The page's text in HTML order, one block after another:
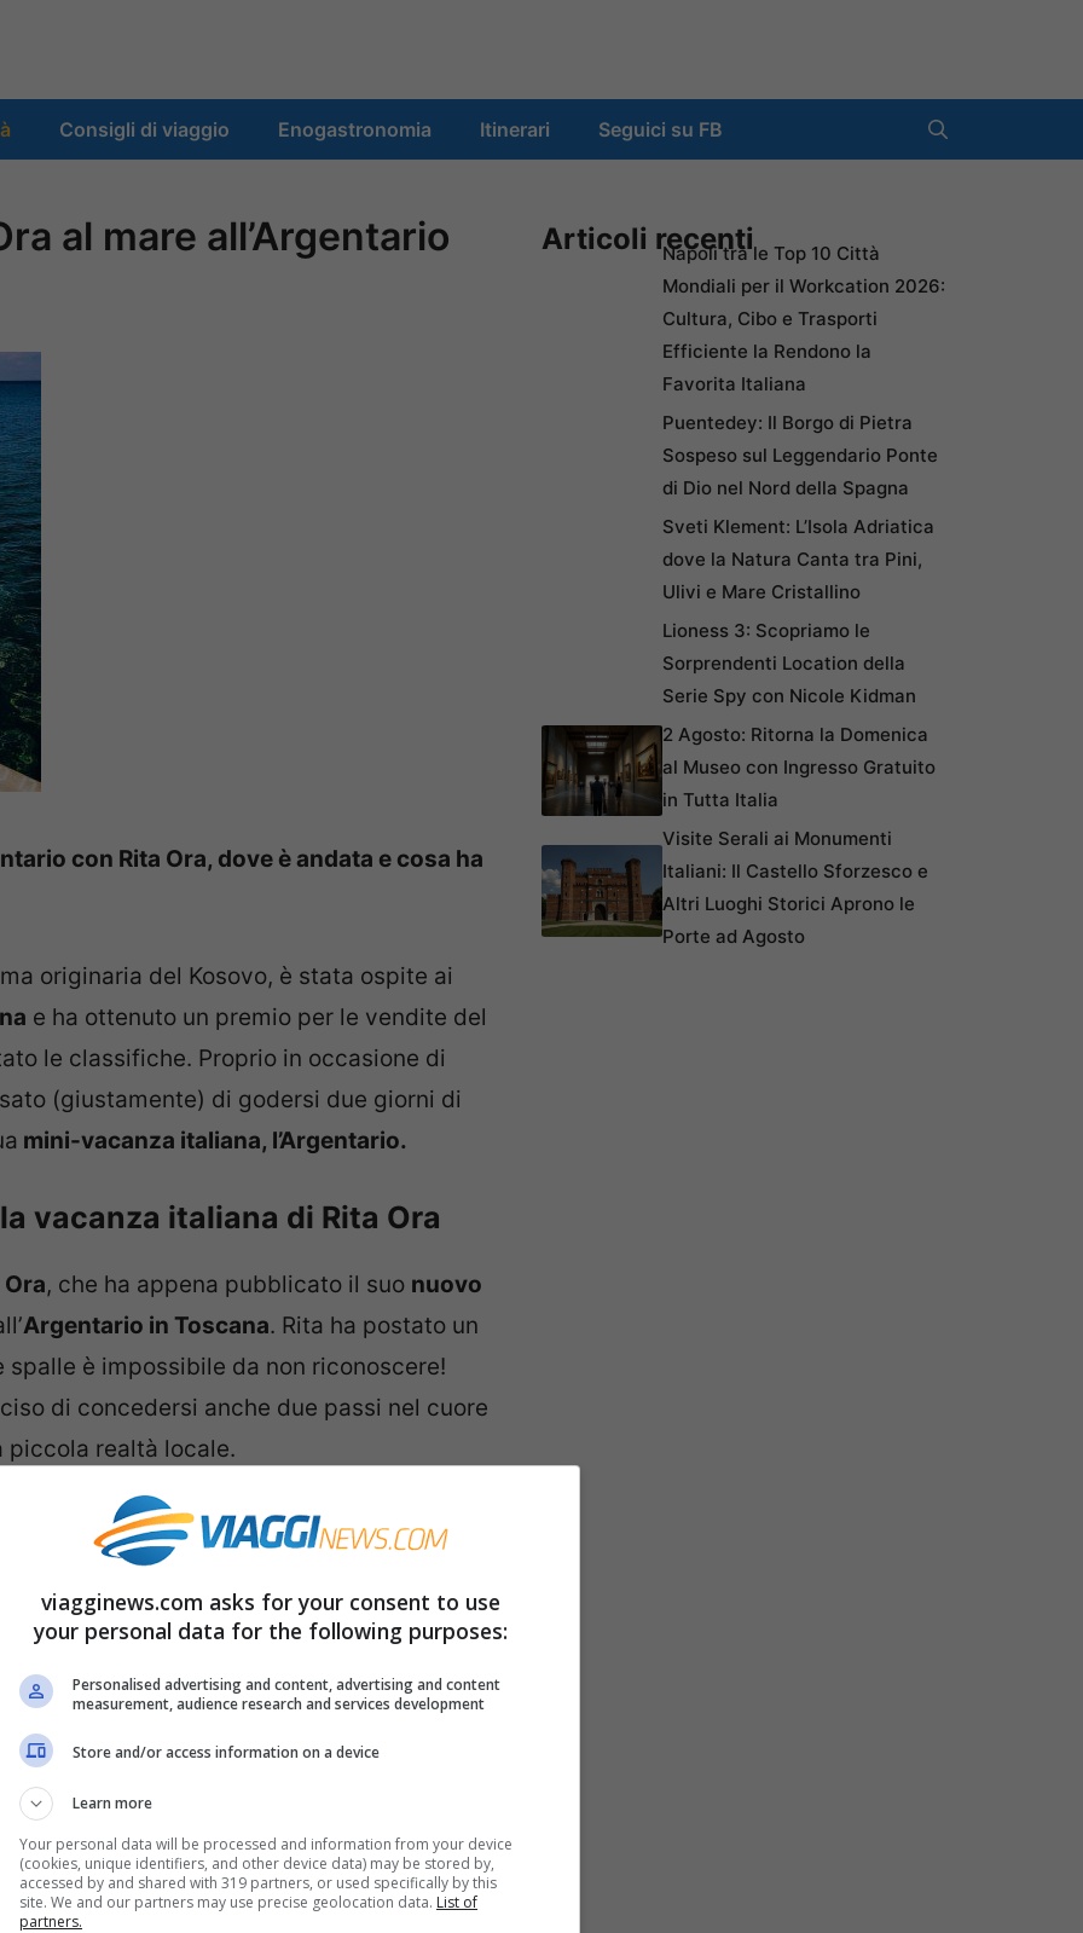
Consigli di viaggio Enogastronomia Itinerari Seguici su FB
al mare all’Argentario
con Rita Ora, dove è andata e cosa ha
originaria del Kosovo, è stata ospite ai
e ha ottenuto un premio per le vendite del
le classifiche. Proprio in occasione di
(giustamente) di godersi due giorni di
mini-vacanza italiana, l’Argentario.
vacanza italiana di Rita Ora
, che ha appena pubblicato il suo nuovo
Argentario in Toscana. Rita ha postato un
spalle è impossibile da non riconoscere!
di concedersi anche due passi nel cuore
piccola realtà locale.
Articoli recentiNapoli tra le Top 10 Città
Mondiali per il Workcation 2026:
Cultura, Cibo e Trasporti
Efficiente la Rendono la
Favorita Italiana
Puentedey: Il Borgo di Pietra
Sospeso sul Leggendario Ponte
di Dio nel Nord della Spagna
Sveti Klement: L’Isola Adriatica
dove la Natura Canta tra Pini,
Ulivi e Mare Cristallino
Lioness 3: Scopriamo le
Sorprendenti Location della
Serie Spy con Nicole Kidman
2 Agosto: Ritorna la Domenica
al Museo con Ingresso Gratuito
in Tutta Italia
Visite Serali ai Monumenti
Italiani: Il Castello Sforzesco e
Altri Luoghi Storici Aprono le
Porte ad Agosto
viagginews.com asks for your consent to use
your personal data for the following purposes:
Personalised advertising and content, advertising and content
measurement, audience research and services development
Store and/or access information on a device
Learn more
Your personal data will be processed and information from your device
(cookies, unique identifiers, and other device data) may be stored by,
accessed by and shared with 319 partners, or used specifically by this
site. We and our partners may use precise geolocation data. List of
partners.